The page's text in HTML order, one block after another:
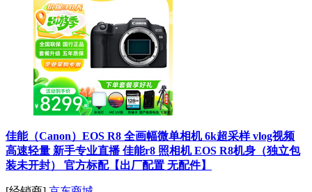
佳能（Canon）EOS R8 全画幅微单相机 6k超采样 vlog视频
高速轻量 新手专业直播 佳能r8 照相机 EOS R8机身（独立包
装未开封） 官方标配【出厂配置 无配件】